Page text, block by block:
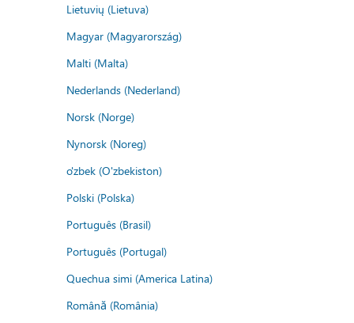
Lietuvių (Lietuva)
Magyar (Magyarország)
Malti (Malta)
Nederlands (Nederland)
Norsk (Norge)
Nynorsk (Noreg)
o'zbek (O'zbekiston)
Polski (Polska)
Português (Brasil)
Português (Portugal)
Quechua simi (America Latina)
Română (România)